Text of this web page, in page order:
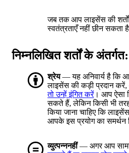
जब तक आप लाइसेंस की
स्वतंत्रताएँ नहीं छीन सकता
निम्नलिखित शर्तों के अंतर्गत:
श्रेय— यह अनिवार्य है कि
लाइसेंस की कड़ी प्रदान
तो उन्हें इंगित करें। आप ऐसा
सकते हैं, लेकिन किसी भी
किया जाना चाहिए कि
आपके इस प्रयोग का समर्थन
व्युत्पन्ननहीं— अगर आप